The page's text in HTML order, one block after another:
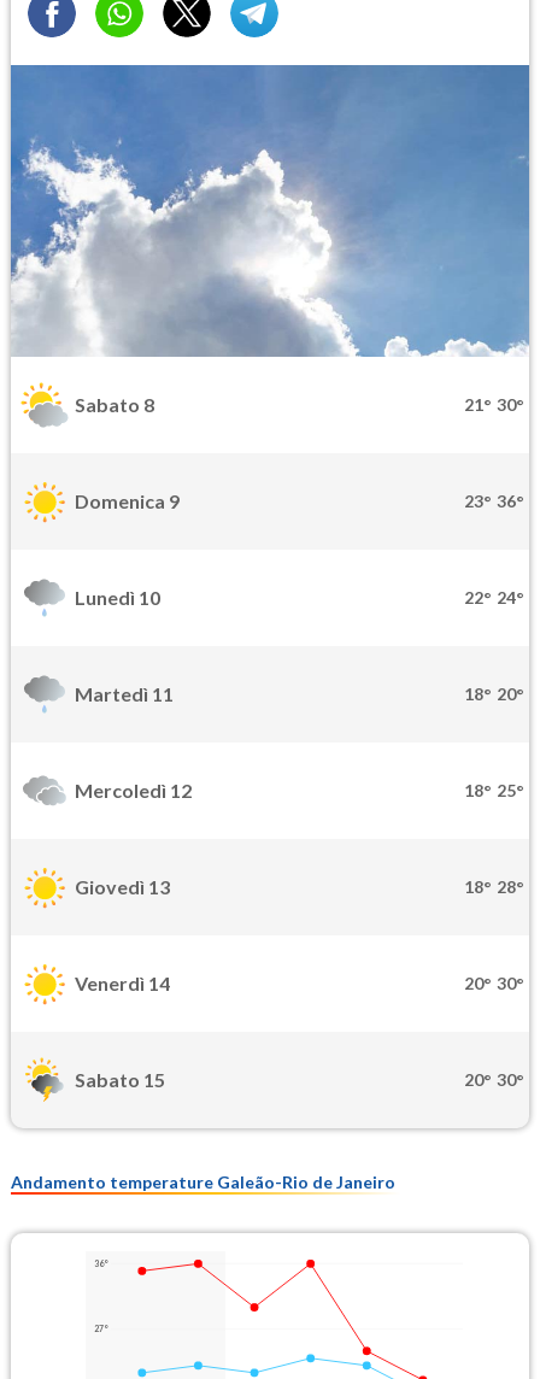
Sabato 8 21° 30°
Domenica 9 23° 36°
Lunedì 10 22° 24°
Martedì 11 18° 20°
Mercoledì 12 18° 25°
Giovedì 13 18° 28°
Venerdì 14 20° 30°
Sabato 15 20° 30°
Andamento temperature Galeão-Rio de Janeiro
36°
27°